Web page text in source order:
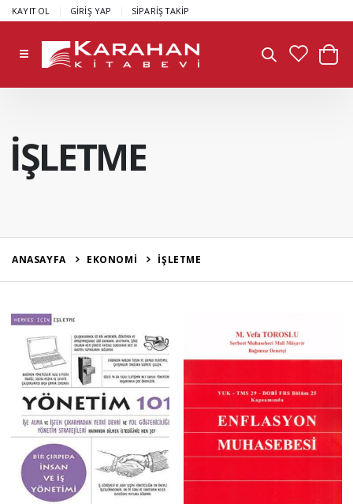
KAYIT OL GİRİŞ YAP SİPARİŞ TAKİP
İŞLETME
ANASAYFA EKONOMİ İŞLETME